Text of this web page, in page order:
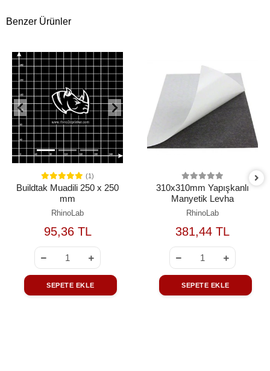
Benzer Ürünler
(1)
Buildtak Muadili 250 x 250
mm
RhinoLab
95,36 TL
SEPETE EKLE
310x310mm Yapışkanlı
Manyetik Levha
RhinoLab
381,44 TL
SEPETE EKLE